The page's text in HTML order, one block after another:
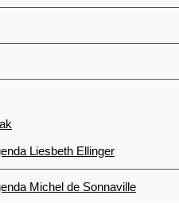
Liesbeth Ellinger
Michel de Sonnaville